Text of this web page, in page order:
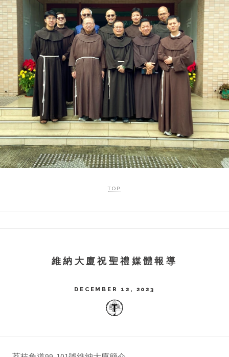
TOP
維納大廈祝聖禮媒體報導
DECEMBER 12, 2023